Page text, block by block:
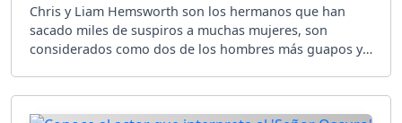
Chris y Liam Hemsworth son los hermanos que han
sacado miles de suspiros a muchas mujeres, son
considerados como dos de los hombres más guapos y